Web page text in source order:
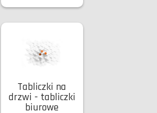
Tabliczki na
drzwi - tabliczki
biurowe